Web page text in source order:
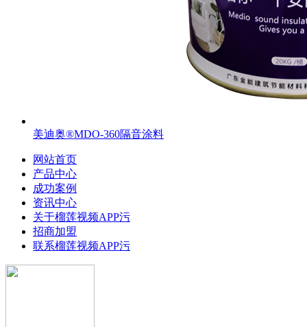
美迪奥®MDO-360隔音涂料
网站首页
产品中心
成功案例
资讯中心
关于榴莲视频APP污
招商加盟
联系榴莲视频APP污